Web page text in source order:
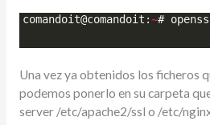
comandoit@comandoit :~#
Una vez ya obtenidos los ficheros
podemos ponerlo en su carpeta
server /etc/apache2/ssl o /etc/